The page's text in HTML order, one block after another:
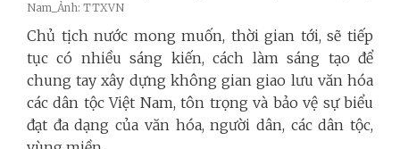
Nam_Ảnh: TTXVN
Chủ tịch nước mong muốn, thời gian tới, sẽ tiếp
tục có nhiều sáng kiến, cách làm sáng tạo để
chung tay xây dựng không gian giao lưu văn hóa
các dân tộc Việt Nam, tôn trọng và bảo vệ sự biểu
đạt đa dạng của văn hóa, người dân, các dân tộc,